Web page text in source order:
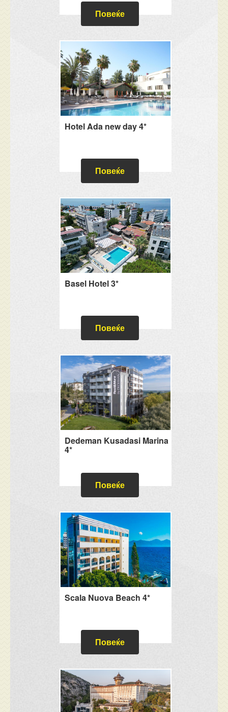
Повеќе
Hotel Ada new day 4*
Повеќе
Basel Hotel 3*
Повеќе
Dedeman Kusadasi Marina
4*
Повеќе
Scala Nuova Beach 4*
Повеќе